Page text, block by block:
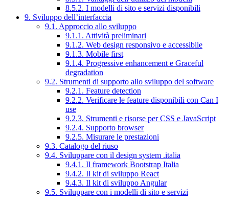
8.5.2. I modelli di sito e servizi disponibili
9. Sviluppo dell’interfaccia
9.1. Approccio allo sviluppo
9.1.1. Attività preliminari
9.1.2. Web design responsivo e accessibile
9.1.3. Mobile first
9.1.4. Progressive enhancement e Graceful
degradation
9.2. Strumenti di supporto allo sviluppo del software
9.2.1. Feature detection
9.2.2. Verificare le feature disponibili con Can I
use
9.2.3. Strumenti e risorse per CSS e JavaScript
9.2.4. Supporto browser
9.2.5. Misurare le prestazioni
9.3. Catalogo del riuso
9.4. Sviluppare con il design system .italia
9.4.1. Il framework Bootstrap Italia
9.4.2. Il kit di sviluppo React
9.4.3. Il kit di sviluppo Angular
9.5. Sviluppare con i modelli di sito e servizi